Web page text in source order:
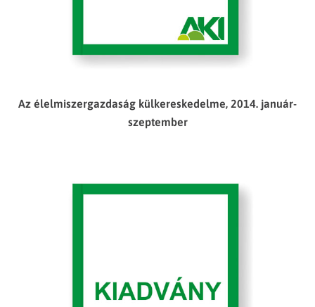
Az élelmiszergazdaság külkereskedelme, 2014. január-
szeptember